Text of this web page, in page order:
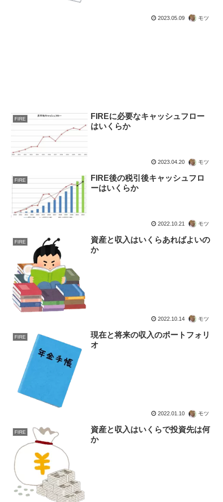
2023.05.09 モツ
FIRE
FIREに必要なキャッシュフロー
はいくらか
2023.04.20 モツ
FIRE
FIRE後の税引後キャッシュフロ
ーはいくらか
2022.10.21 モツ
FIRE
資産と収入はいくらあればよいの
か
2022.10.14 モツ
FIRE
現在と将来の収入のポートフォリ
オ
2022.01.10 モツ
FIRE
資産と収入はいくらで投資先は何
か